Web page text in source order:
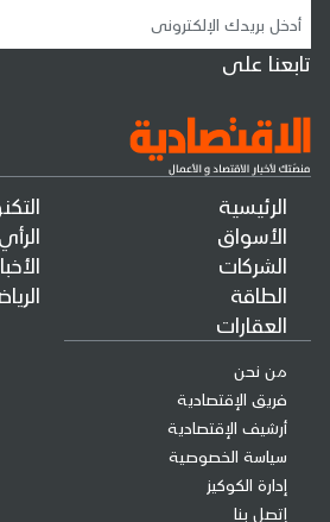
الرئيسية
الأسواق
الشركات
الطاقة
العقارات
الرأي
من نحن
فريق الإقتصادية
أرشيف الإقتصادية
سياسة الخصوصية
إدارة الكوكيز
إتصل بنا
تابعنا على